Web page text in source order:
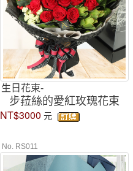
生日花束-
步菈絲的愛紅玫瑰花束
NT$3000 元
No. RS011